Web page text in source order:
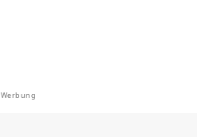
Werbung